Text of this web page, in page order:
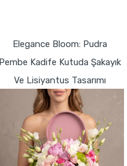
Elegance Bloom: Pudra
Pembe Kadife Kutuda Şakayık
Ve Lisiyantus Tasarımı